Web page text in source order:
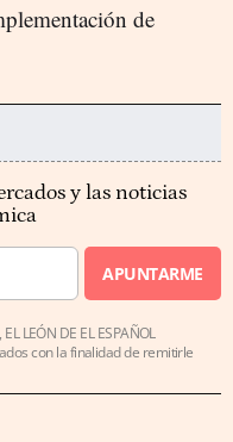
de
y las noticias
APUNTARME
LEÓN DE EL ESPAÑOL
con la finalidad de remitirle